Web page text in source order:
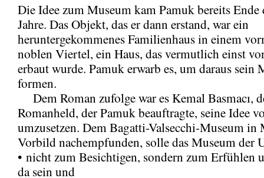
Die Idee zum Museum kam Pamuk bereits Ende
Jahre. Das Objekt, das er dann erstand, war ein
heruntergekommenes Familienhaus in einem
noblen Viertel, ein Haus, das vermutlich einst
erbaut wurde. Pamuk erwarb es, um daraus sein
formen.
Dem Roman zufolge war es Kemal Basmacı,
Romanheld, der Pamuk beauftragte, seine Idee
umzusetzen. Dem Bagatti-Valsecchi-Museum in
Vorbild nachempfunden, solle das Museum der
• nicht zum Besichtigen, sondern zum Erfühlen
da sein und